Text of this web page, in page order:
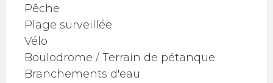
Pêche
Plage surveillée
Vélo
Boulodrome / Terrain de pétanque
Branchements d'eau